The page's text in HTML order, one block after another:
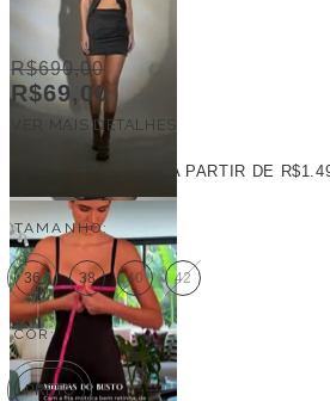
R$690,00
R$69,00
VER MAIS DETALHES
A PARTIR DE
TAMANHO:
36 38 40 42
COR:
PRETO